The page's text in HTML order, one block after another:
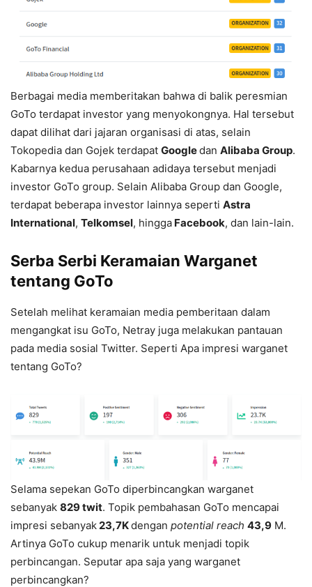
Berbagai media memberitakan bahwa di balik peresmian
GoTo terdapat investor yang menyokongnya. Hal tersebut
dapat dilihat dari jajaran organisasi di atas, selain
Tokopedia dan Gojek terdapat Googledan Alibaba Group.
Kabarnya kedua perusahaan adidaya tersebut menjadi
investor GoTo group. Selain Alibaba Group dan Google,
terdapat beberapa investor lainnya seperti Astra
International, Telkomsel, hingga Facebook, dan lain-lain.
Serba Serbi Keramaian Warganet
tentang GoTo
Setelah melihat keramaian media pemberitaan dalam
mengangkat isu GoTo, Netray juga melakukan pantauan
pada media sosial Twitter. Seperti Apa impresi warganet
tentang GoTo?
Selama sepekan GoTo diperbincangkan warganet
sebanyak 829 twit. Topik pembahasan GoTo mencapai
impresi sebanyak 23,7Kdengan potential reach 43,9 M.
Artinya GoTo cukup menarik untuk menjadi topik
perbincangan. Seputar apa saja yang warganet
perbincangkan?